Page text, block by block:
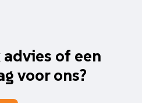
of een
voor ons?